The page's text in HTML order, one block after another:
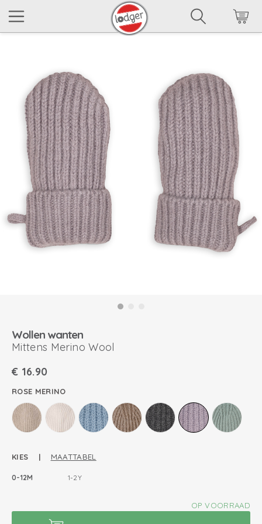
Wollen wanten
Mittens Merino Wool
€ 16.90
ROSE MERINO
KIES | MAATTABEL
0-12M 1-2Y
OP VOORRAAD